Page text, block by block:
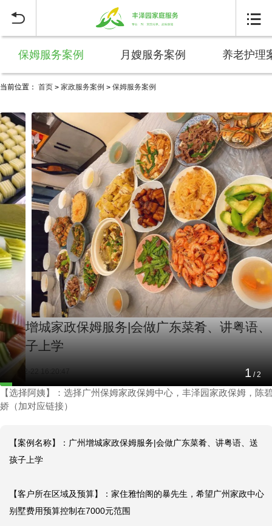
 
保姆服务案例 月嫂服务案例 养老护理
当前位置： 首页 > 家政服务案例 > 保姆服务案例
1 /2
广州增城家政保姆服务|会做广东菜肴、讲粤语、
送孩子上学
2025-02-22 16:20:47
【选择阿姨】：选择广州保姆家政保姆中心，丰泽园家政保姆，陈
娇（加对应链接）
【案例名称】：广州增城家政保姆服务|会做广东菜肴、讲粤语、送
孩子上学
【客户所在区域及预算】：家住雅怡阁的暴先生，希望广州家政中心
别墅费用预算控制在7000元范围